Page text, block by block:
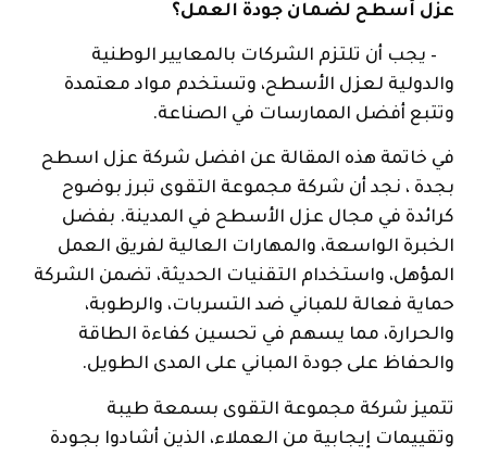
عزل أسطح لضمان جودة العمل؟
– يجب أن تلتزم الشركات بالمعايير الوطنية
والدولية لعزل الأسطح، وتستخدم مواد معتمدة
وتتبع أفضل الممارسات في الصناعة.
في خاتمة هذه المقالة عن افضل شركة عزل اسطح
بجدة ، نجد أن شركة مجموعة التقوى تبرز بوضوح
كرائدة في مجال عزل الأسطح في المدينة. بفضل
الخبرة الواسعة، والمهارات العالية لفريق العمل
المؤهل، واستخدام التقنيات الحديثة، تضمن الشركة
حماية فعالة للمباني ضد التسربات، والرطوبة،
والحرارة، مما يسهم في تحسين كفاءة الطاقة
والحفاظ على جودة المباني على المدى الطويل.
تتميز شركة مجموعة التقوى بسمعة طيبة
وتقييمات إيجابية من العملاء، الذين أشادوا بجودة